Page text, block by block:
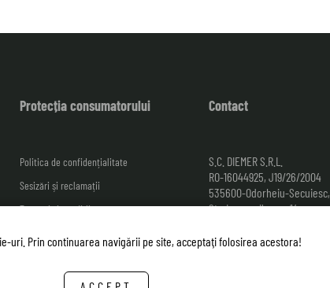
Protecția consumatorului
Politica de confidențialitate
Sesizări și reclamații
Termeni și condiții
Contact
S.C. DIEMER S.R.L.
RO-16044925, J19/26/2004
535600-Odorheiu-Secuiesc,
Str. Lemnarilor nr. 14,
uri. Prin continuarea navigării pe site, acceptaţi folosirea acestora!